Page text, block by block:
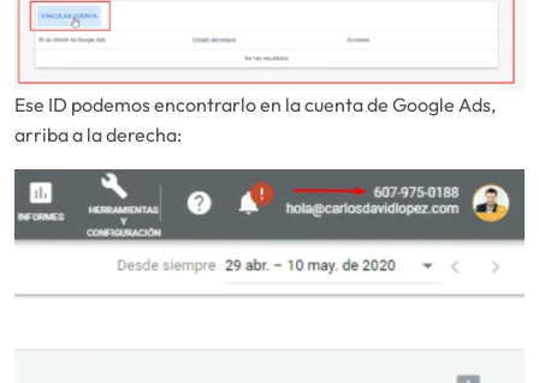
Ese ID podemos encontrarlo en la cuenta de Google Ads,
arriba a la derecha: